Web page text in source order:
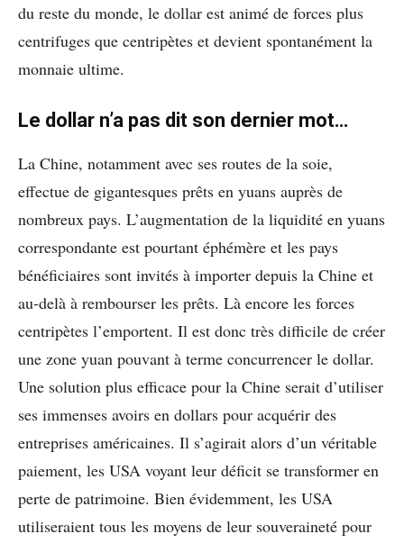
du reste du monde, le dollar est animé de forces plus
centrifuges que centripètes et devient spontanément la
monnaie ultime.
Le dollar n’a pas dit son dernier mot…
La Chine, notamment avec ses routes de la soie,
effectue de gigantesques prêts en yuans auprès de
nombreux pays. L’augmentation de la liquidité en yuans
correspondante est pourtant éphémère et les pays
bénéficiaires sont invités à importer depuis la Chine et
au-delà à rembourser les prêts. Là encore les forces
centripètes l’emportent. Il est donc très difficile de créer
une zone yuan pouvant à terme concurrencer le dollar.
Une solution plus efficace pour la Chine serait d’utiliser
ses immenses avoirs en dollars pour acquérir des
entreprises américaines. Il s’agirait alors d’un véritable
paiement, les USA voyant leur déficit se transformer en
perte de patrimoine. Bien évidemment, les USA
utiliseraient tous les moyens de leur souveraineté pour